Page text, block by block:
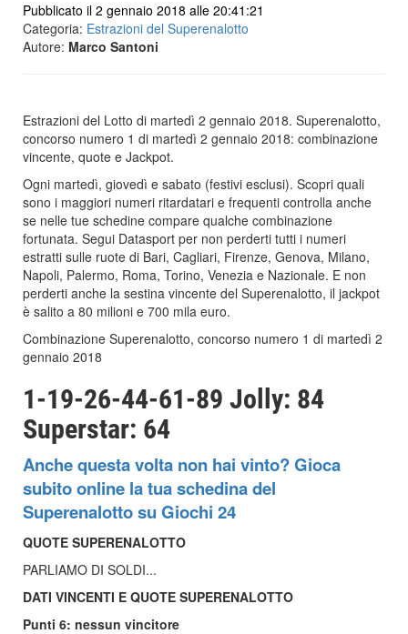
Pubblicato il 2 gennaio 2018 alle 20:41:21
Categoria: Estrazioni del Superenalotto
Autore: Marco Santoni
Estrazioni del Lotto di martedì 2 gennaio 2018. Superenalotto,
concorso numero 1 di martedì 2 gennaio 2018: combinazione
vincente, quote e Jackpot.
Ogni martedì, giovedì e sabato (festivi esclusi). Scopri quali
sono i maggiori numeri ritardatari e frequenti controlla anche
se nelle tue schedine compare qualche combinazione
fortunata. Segui Datasport per non perderti tutti i numeri
estratti sulle ruote di Bari, Cagliari, Firenze, Genova, Milano,
Napoli, Palermo, Roma, Torino, Venezia e Nazionale. E non
perderti anche la sestina vincente del Superenalotto, il jackpot
è salito a 80 milioni e 700 mila euro.
Combinazione Superenalotto, concorso numero 1 di martedì 2
gennaio 2018
1-19-26-44-61-89 Jolly: 84
Superstar: 64
Anche questa volta non hai vinto? Gioca
subito online la tua schedina del
Superenalotto su Giochi 24
QUOTE SUPERENALOTTO
PARLIAMO DI SOLDI...
DATI VINCENTI E QUOTE SUPERENALOTTO
Punti 6: nessun vincitore